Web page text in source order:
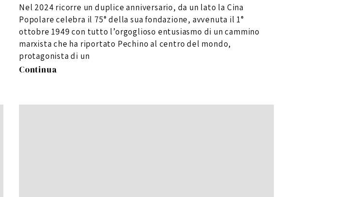
Nel 2024 ricorre un duplice anniversario, da un lato la Cina
Popolare celebra il 75° della sua fondazione, avvenuta il 1°
ottobre 1949 con tutto l’orgoglioso entusiasmo di un cammino
marxista che ha riportato Pechino al centro del mondo,
protagonista di un
Continua